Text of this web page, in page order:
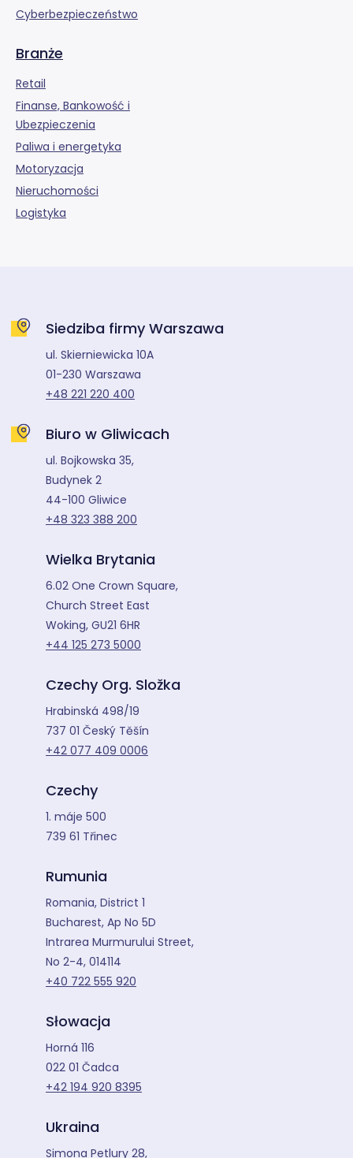
Cyberbezpieczeństwo
Branże
Retail
Finanse, Bankowość i
Ubezpieczenia
Paliwa i energetyka
Motoryzacja
Nieruchomości
Logistyka
Siedziba firmy Warszawa
ul. Skierniewicka 10A
01-230 Warszawa
+48 221 220 400
Biuro w Gliwicach
ul. Bojkowska 35,
Budynek 2
44-100 Gliwice
+48 323 388 200
Wielka Brytania
6.02 One Crown Square,
Church Street East
Woking, GU21 6HR
+44 125 273 5000
Czechy Org. Složka
Hrabinská 498/19
737 01 Český Těšín
+42 077 409 0006
Czechy
1. máje 500
739 61 Třinec
Rumunia
Romania, District 1
Bucharest, Ap No 5D
Intrarea Murmurului Street,
No 2-4, 014114
+40 722 555 920
Słowacja
Horná 116
022 01 Čadca
+42 194 920 8395
Ukraina
Simona Petlury 28,